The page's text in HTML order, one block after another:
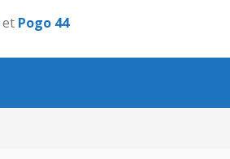
et Pogo 44